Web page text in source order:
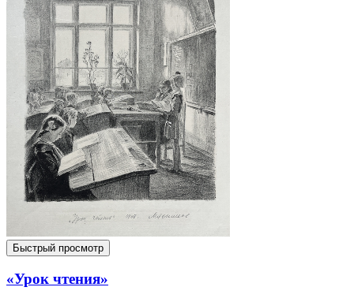
Быстрый просмотр
«Урок чтения»